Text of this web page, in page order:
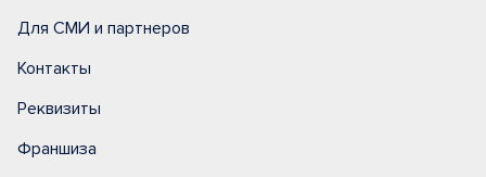
Для СМИ и партнеров
Контакты
Реквизиты
Франшиза